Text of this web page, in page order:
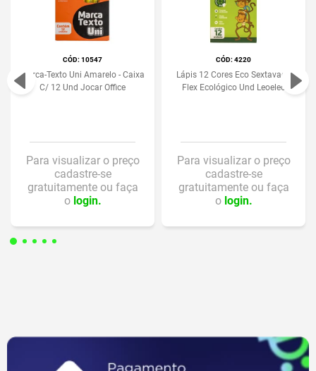
:10547
Marca-Texto Uni Amarelo - Caixa
C/ 12 Und Jocar Office
Para visualizar o preço
cadastre-se
gratuitamente ou faça
o login.
:4220
Lápis 12 Cores Eco Sextavado
Flex Ecológico Und Leoeleo
Para visualizar o preço
cadastre-se
gratuitamente ou faça
o login.